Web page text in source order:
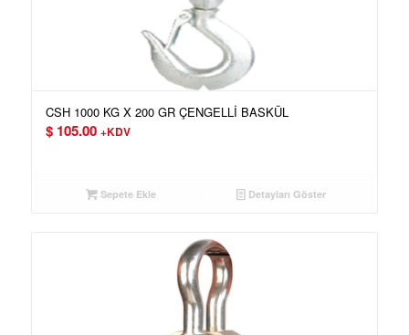
CSH 1000 KG X 200 GR ÇENGELLİ BASKÜL
$105.00 +KDV
Sepete Ekle Detayları Göster